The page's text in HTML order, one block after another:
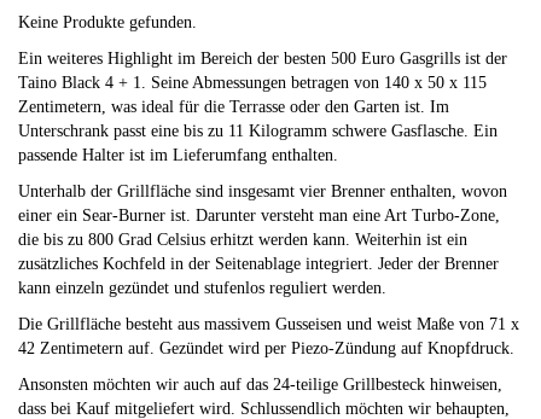
Keine Produkte gefunden.
Ein weiteres Highlight im Bereich der besten 500 Euro Gasgrills ist der
Taino Black 4 + 1. Seine Abmessungen betragen von 140 x 50 x 115
Zentimetern, was ideal für die Terrasse oder den Garten ist. Im
Unterschrank passt eine bis zu 11 Kilogramm schwere Gasflasche. Ein
passende Halter ist im Lieferumfang enthalten.
Unterhalb der Grillfläche sind insgesamt vier Brenner enthalten, wovon
einer ein Sear-Burner ist. Darunter versteht man eine Art Turbo-Zone,
die bis zu 800 Grad Celsius erhitzt werden kann. Weiterhin ist ein
zusätzliches Kochfeld in der Seitenablage integriert. Jeder der Brenner
kann einzeln gezündet und stufenlos reguliert werden.
Die Grillfläche besteht aus massivem Gusseisen und weist Maße von 71 x
42 Zentimetern auf. Gezündet wird per Piezo-Zündung auf Knopfdruck.
Ansonsten möchten wir auch auf das 24-teilige Grillbesteck hinweisen,
dass bei Kauf mitgeliefert wird. Schlussendlich möchten wir behaupten,